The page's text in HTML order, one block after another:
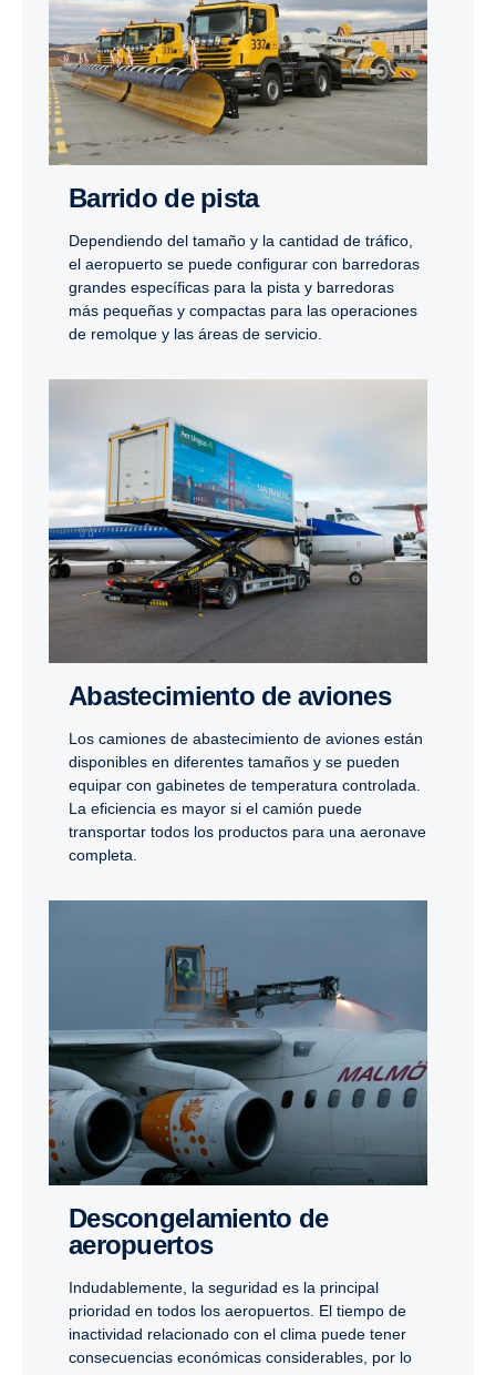
Barrido de pista
Dependiendo del tamaño y la cantidad de tráfico,
el aeropuerto se puede configurar con barredoras
grandes específicas para la pista y barredoras
más pequeñas y compactas para las operaciones
de remolque y las áreas de servicio.
Abastecimiento de aviones
Los camiones de abastecimiento de aviones están
disponibles en diferentes tamaños y se pueden
equipar con gabinetes de temperatura controlada.
La eficiencia es mayor si el camión puede
transportar todos los productos para una aeronave
completa.
Descongelamiento de
aeropuertos
Indudablemente, la seguridad es la principal
prioridad en todos los aeropuertos. El tiempo de
inactividad relacionado con el clima puede tener
consecuencias económicas considerables, por lo